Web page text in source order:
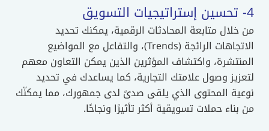
4- تحسين إستراتيجيات التسويق
من خلال متابعة المحادثات الرقمية، يمكنك تحديد
الاتجاهات الرائجة (Trends)، والتفاعل مع المواضيع
المنتشرة، واكتشاف المؤثرين الذين يمكن التعاون معهم
لتعزيز وصول علامتك التجارية، كما يساعدك في تحديد
نوعية المحتوى الذي يلقى صدىً لدى جمهورك، مما يمكنّك
من بناء حملات تسويقية أكثر تأثيرًا ونجاحًا.